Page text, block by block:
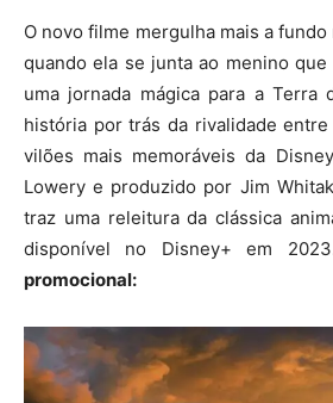
O novo filme mergulha mais a
quando ela se junta ao menino
uma jornada mágica para a Terra
história por trás da rivalidade
vilões mais memoráveis da
Lowery e produzido por Jim
traz uma releitura da clássica
disponível no Disney+ em
promocional: